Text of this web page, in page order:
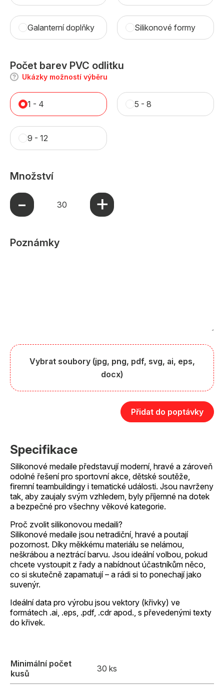
Galanterní doplňky Silikonové formy
Počet barev PVC odlitku
Ukázky možností výběru
1 - 4 5 - 8
9 - 12
Množství
- +
Poznámky
Vybrat soubory (jpg, png, pdf, svg, ai, eps,
docx)
Přidat do poptávky
Specifikace
Silikonové medaile představují moderní, hravé a zároveň
odolné řešení pro sportovní akce, dětské soutěže,
firemní teambuildingy i tematické události. Jsou navrženy
tak, aby zaujaly svým vzhledem, byly příjemné na dotek
a bezpečné pro všechny věkové kategorie.
Proč zvolit silikonovou medaili?
Silikonové medaile jsou netradiční, hravé a poutají
pozornost. Díky měkkému materiálu se nelámou,
neškrábou a neztrácí barvu. Jsou ideální volbou, pokud
chcete vystoupit z řady a nabídnout účastníkům něco,
co si skutečně zapamatují – a rádi si to ponechají jako
suvenýr.
Ideální data pro výrobu jsou vektory (křivky) ve
formátech .ai, .eps, .pdf, .cdr apod., s převedenými texty
do křivek.
Minimální počet
kusů
30 ks